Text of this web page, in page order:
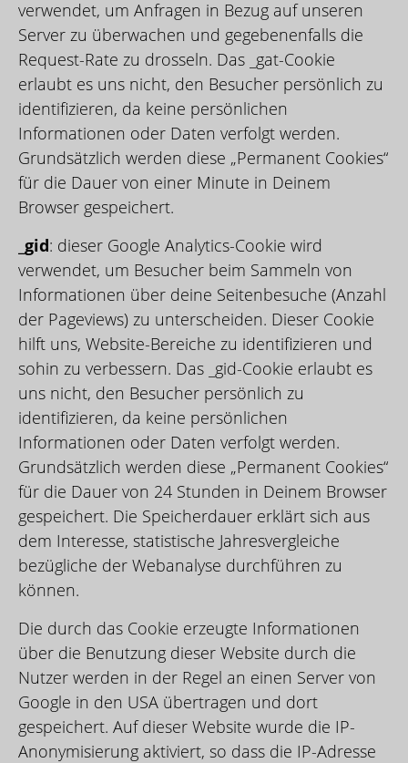
verwendet, um Anfragen in Bezug auf unseren
Server zu überwachen und gegebenenfalls die
Request-Rate zu drosseln. Das _gat-Cookie
erlaubt es uns nicht, den Besucher persönlich zu
identifizieren, da keine persönlichen
Informationen oder Daten verfolgt werden.
Grundsätzlich werden diese „Permanent Cookies“
für die Dauer von einer Minute in Deinem
Browser gespeichert.
_gid: dieser Google Analytics-Cookie wird
verwendet, um Besucher beim Sammeln von
Informationen über deine Seitenbesuche (Anzahl
der Pageviews) zu unterscheiden. Dieser Cookie
hilft uns, Website-Bereiche zu identifizieren und
sohin zu verbessern. Das _gid-Cookie erlaubt es
uns nicht, den Besucher persönlich zu
identifizieren, da keine persönlichen
Informationen oder Daten verfolgt werden.
Grundsätzlich werden diese „Permanent Cookies“
für die Dauer von 24 Stunden in Deinem Browser
gespeichert. Die Speicherdauer erklärt sich aus
dem Interesse, statistische Jahresvergleiche
bezügliche der Webanalyse durchführen zu
können.
Die durch das Cookie erzeugte Informationen
über die Benutzung dieser Website durch die
Nutzer werden in der Regel an einen Server von
Google in den USA übertragen und dort
gespeichert. Auf dieser Website wurde die IP-
Anonymisierung aktiviert, so dass die IP-Adresse